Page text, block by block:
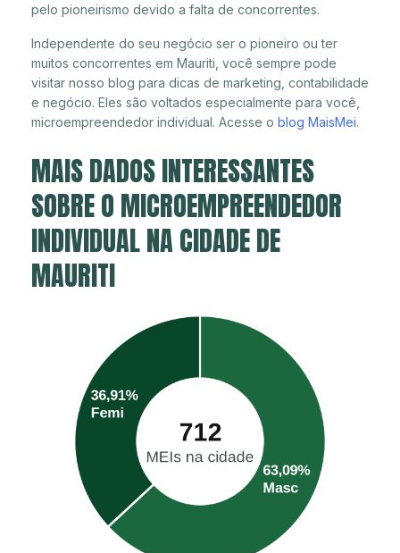
pelo pioneirismo devido a falta de concorrentes.
Independente do seu negócio ser o pioneiro ou ter
muitos concorrentes em Mauriti, você sempre pode
visitar nosso blog para dicas de marketing, contabilidade
e negócio. Eles são voltados especialmente para você,
microempreendedor individual. Acesse o blog MaisMei.
MAIS DADOS INTERESSANTES
SOBRE O MICROEMPREENDEDOR
INDIVIDUAL NA CIDADE DE
MAURITI